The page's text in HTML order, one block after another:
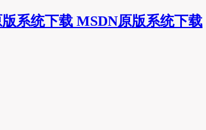
MSDN原版系统下载